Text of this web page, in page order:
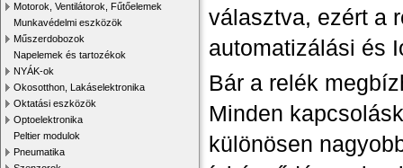
Motorok, Ventilátorok, Fűtőelemek
Munkavédelmi eszközök
Műszerdobozok
Napelemek és tartozékok
NYÁK-ok
Okosotthon, Lakáselektronika
Oktatási eszközök
Optoelektronika
Peltier modulok
Pneumatika
választva, ezért a
automatizálási és
Bár a relék
Minden
különösen